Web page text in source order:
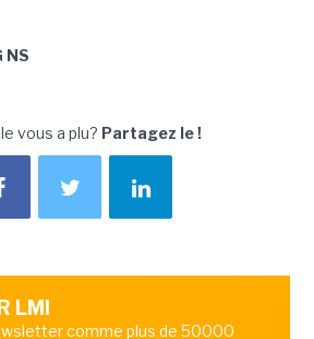
NS
vous a plu? Partagez le !
LMI
comme plus de 50000